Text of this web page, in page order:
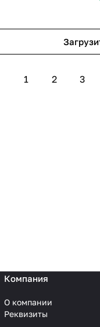
1 2 3
Компания
О компании
Реквизиты